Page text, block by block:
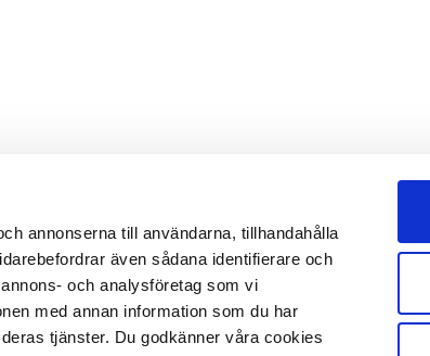
annonserna till användarna, tillhandahålla
även sådana identifierare och
och analysföretag som vi
med annan information som du har
tjänster. Du godkänner våra cookies